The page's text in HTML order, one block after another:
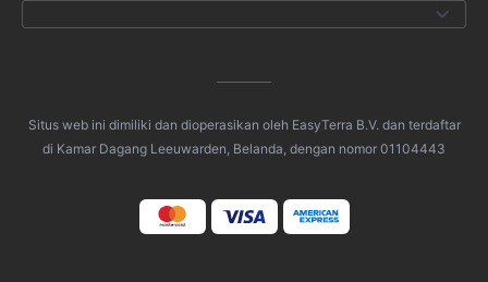
Situs web ini dimiliki dan dioperasikan oleh EasyTerra B.V. dan terdaftar
di Kamar Dagang Leeuwarden, Belanda, dengan nomor 01104443